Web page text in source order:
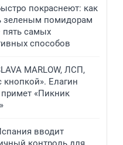
покраснеют: как
зеленым помидорам
самых
способов
MARLOW, ЛСП,
кнопкой». Елагин
«Пикник
вводит